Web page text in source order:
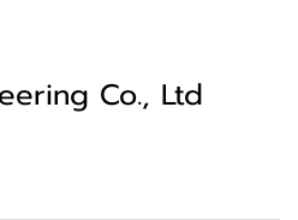
Co., Ltd